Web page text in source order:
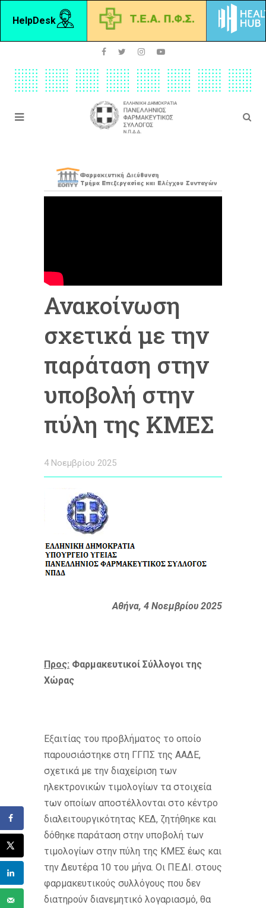
HelpDesk
Ανακοίνωση
σχετικά με την
παράταση στην
υποβολή στην
πύλη της ΚΜΕΣ
4 Νοεμβρίου 2025
Αθήνα, 4 Νοεμβρίου 2025
Προς: Φαρμακευτικοί Σύλλογοι της
Χώρας
Εξαιτίας του προβλήματος το οποίο
παρουσιάστηκε στη ΓΓΠΣ της ΑΑΔΕ,
σχετικά με την διαχείριση των
ηλεκτρονικών τιμολογίων τα στοιχεία
των οποίων αποστέλλονται στο κέντρο
διαλειτουργικότητας ΚΕΔ, ζητήθηκε και
δόθηκε παράταση στην υποβολή των
τιμολογίων στην πύλη της ΚΜΕΣ έως και
την Δευτέρα 10 του μήνα. Οι ΠΕ.ΔΙ. στους
φαρμακευτικούς συλλόγους που δεν
διατηρούν διανεμητικό λογαριασμό, θα